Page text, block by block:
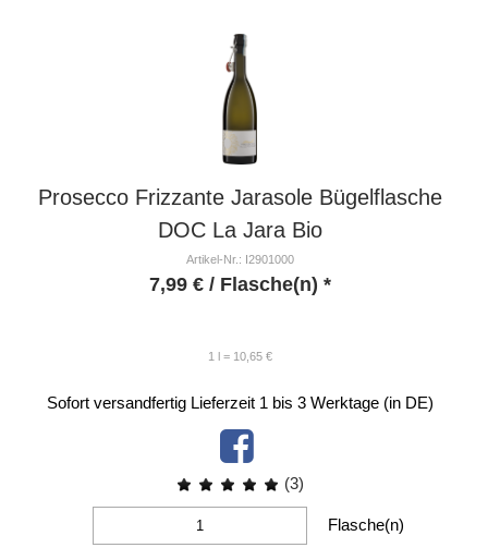
Prosecco Frizzante Jarasole Bügelflasche
DOC La Jara Bio
Artikel-Nr.: I2901000
7,99 €/ Flasche(n) *
1 l = 10,65 €
Sofort versandfertig Lieferzeit 1 bis 3 Werktage (in DE)
(3)
Flasche(n)